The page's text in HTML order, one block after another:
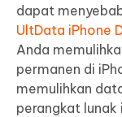
dapat
UltData iPhone
Anda
permanen di
memulihkan
perangkat lunak